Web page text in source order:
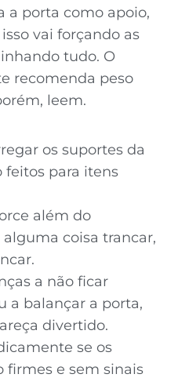
a porta como apoio,
vai forçando as
tudo. O
recomenda peso
leem.
os suportes da
feitos para itens
além do
alguma coisa trancar,
a não ficar
a balançar a porta,
divertido.
se os
firmes e sem sinais